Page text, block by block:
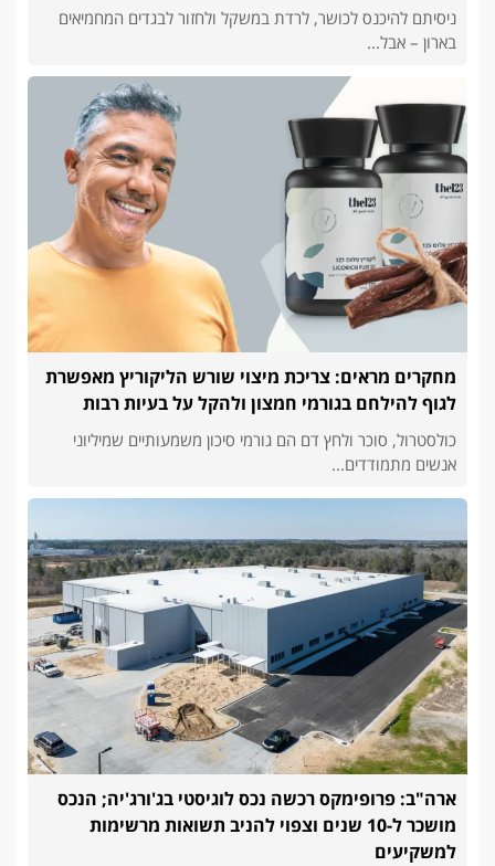
ניסיתם להיכנס לכושר, לרדת במשקל ולחזור לבגדים המחמיאים
בארון – אבל...
מחקרים מראים: צריכת מיצוי שורש הליקוריץ מאפשרת
לגוף להילחם בגורמי חמצון ולהקל על בעיות רבות
כולסטרול, סוכר ולחץ דם הם גורמי סיכון משמעותיים שמיליוני
אנשים מתמודדים...
ארה"ב: פרופימקס רכשה נכס לוגיסטי בג'ורג'יה; הנכס
מושכר ל-10 שנים וצפוי להניב תשואות מרשימות
למשקיעים